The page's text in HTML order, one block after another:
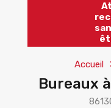
Accueil
Bureaux